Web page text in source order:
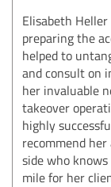
Elisabeth
preparing the
helped to
and consult on
her invaluable
takeover
highly
recommend
side who
mile for her